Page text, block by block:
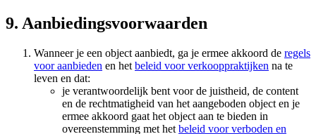
9. Aanbiedingsvoorwaarden
Wanneer je een object aanbiedt, ga je ermee akkoord de regels
voor aanbieden en het beleid voor verkooppraktijken na te
leven en dat:
je verantwoordelijk bent voor de juistheid, de content
en de rechtmatigheid van het aangeboden object en je
ermee akkoord gaat het object aan te bieden in
overeenstemming met het beleid voor verboden en